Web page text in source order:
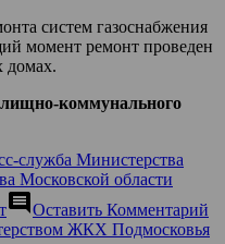
систем газоснабжения
момент ремонт проведен
домах.
коммунального
служба Министерства
Московской области
comment Оставить Комментарий
ЖКХ Подмосковья